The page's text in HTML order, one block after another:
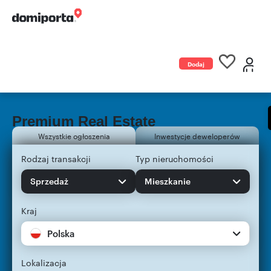
Dodaj
Wszystkie ogłoszenia Inwestycje deweloperów
Premium Real Estate
Rodzaj transakcji
Sprzedaż
Typ nieruchomości
Mieszkanie
Kraj
Polska
Lokalizacja